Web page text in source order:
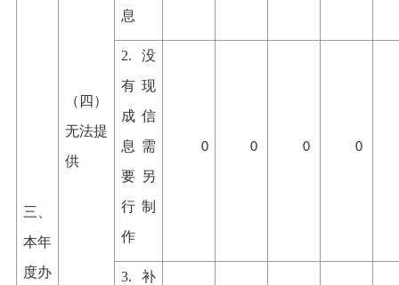
三、
本年
度办
（四）
无法提
供
息
2.没
有现
成信
息需
要另
行制
作
0 0 0 0
3.补